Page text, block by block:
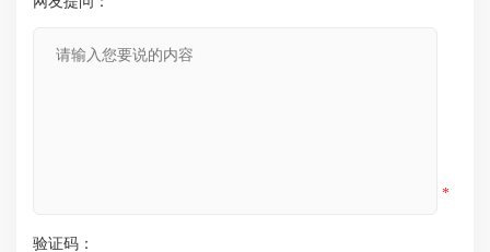
*
验证码：